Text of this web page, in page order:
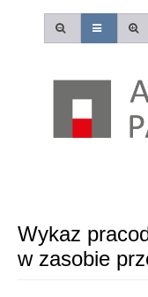
Wykaz
w zasobie